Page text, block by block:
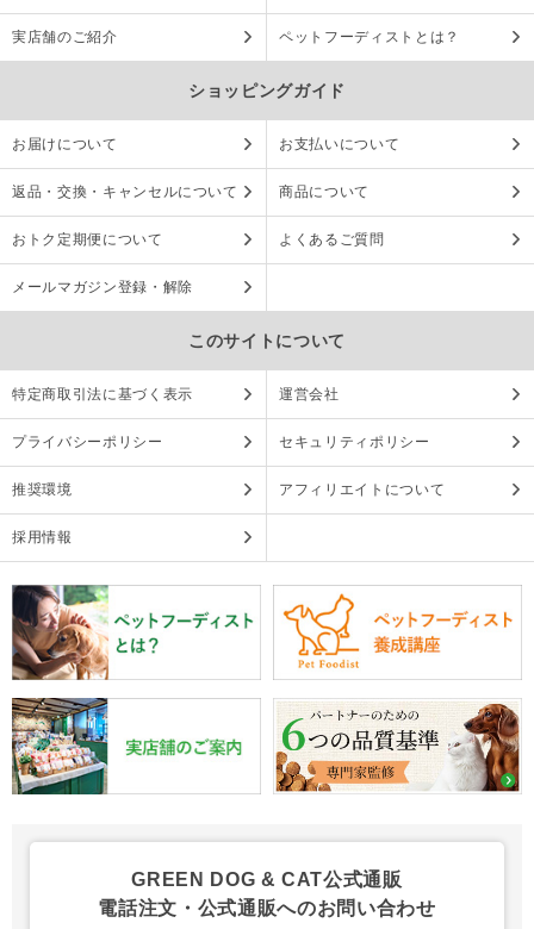
実店舗のご紹介 ペットフーディストとは？
ショッピングガイド
お届けについて お支払いについて
返品・交換・キャンセルについて 商品について
おトク定期便について よくあるご質問
メールマガジン登録・解除
このサイトについて
特定商取引法に基づく表示 運営会社
プライバシーポリシー セキュリティポリシー
推奨環境 アフィリエイトについて
採用情報
GREEN DOG & CAT公式通販
電話注文・公式通販へのお問い合わせ